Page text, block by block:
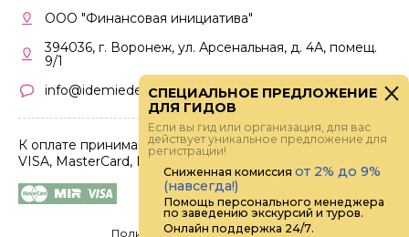
Кабинет партнера
Правила участия
ООО "Финансовая инициатива"
394036, г. Воронеж, ул. Арсенальная, д. 4А, помещ.
9/1
info@idemiedem.ru
К оплате принимаются карты
VISA, MasterCard, МИР
Политика конфиденциальности
СПЕЦИАЛЬНОЕ ПРЕДЛОЖЕНИЕ
ДЛЯ ГИДОВ
Если вы гид или организация, для вас
действует уникальное предложение для
регистрации!
Сниженная комиссия от 2% до 9%
(навсегда!)
Помощь персонального менеджера
по заведению экскурсий и туров.
Онлайн поддержка 24/7.